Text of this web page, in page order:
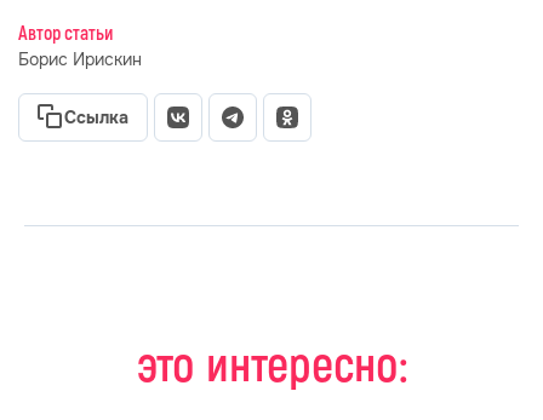
Автор статьи
Борис Ирискин
Ссылка
это интересно: